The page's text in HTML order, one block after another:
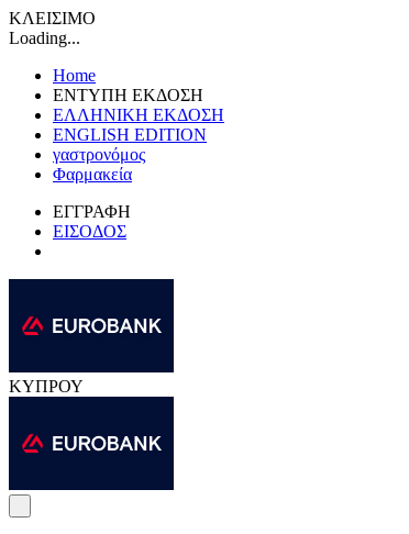
ΚΛΕΙΣΙΜΟ
Loading...
Home
ΕΝΤΥΠΗ ΕΚΔΟΣΗ
ΕΛΛΗΝΙΚΗ ΕΚΔΟΣΗ
ENGLISH EDITION
γαστρονόμος
Φαρμακεία
ΕΓΓΡΑΦΗ
ΕΙΣΟΔΟΣ
ΚΥΠΡΟΥ